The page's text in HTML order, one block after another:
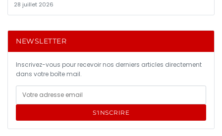
28 juillet 2026
NEWSLETTER
Inscrivez-vous pour recevoir nos derniers articles directement
dans votre boîte mail.
S'INSCRIRE